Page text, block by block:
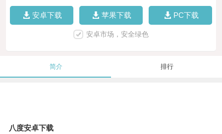
安卓下载 苹果下载 PC下载
安卓市场，安全绿色
简介 排行
八度安卓下载